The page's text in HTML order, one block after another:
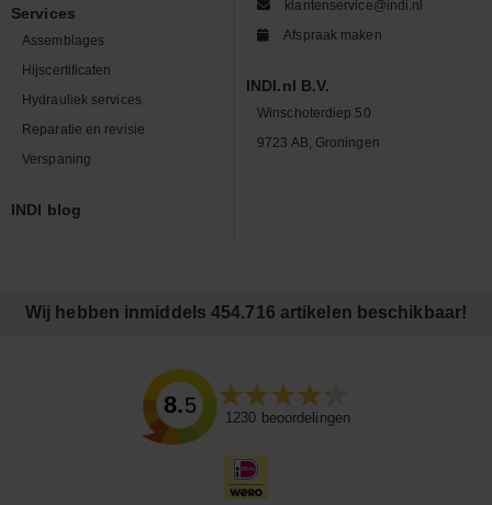
Services
Assemblages
Hijscertificaten
Hydrauliek services
Reparatie en revisie
Verspaning
INDI blog
klantenservice@indi.nl
Afspraak maken
INDI.nl B.V.
Winschoterdiep 50
9723 AB, Groningen
Wij hebben inmiddels 454.716 artikelen beschikbaar!
8.5
1230 beoordelingen